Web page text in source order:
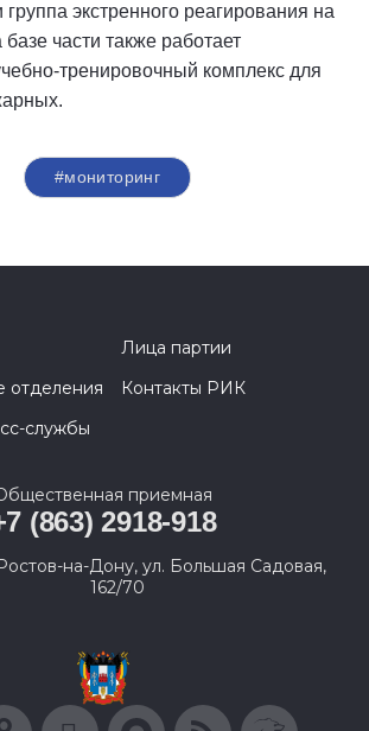
группа экстренного реагирования на
части также работает
тренировочный комплекс для
#мониторинг
Лица партии
отделения
Контакты РИК
службы
приемная
(863) 2918-918
на-Дону, ул. Большая Садовая,
162/70